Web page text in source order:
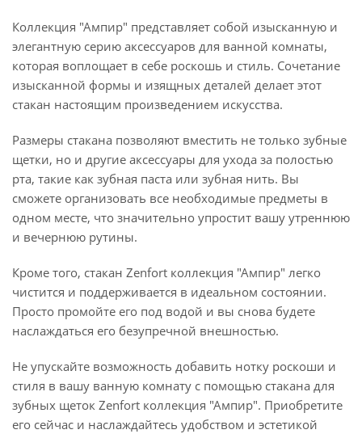
Коллекция "Ампир" представляет собой изысканную и
элегантную серию аксессуаров для ванной комнаты,
которая воплощает в себе роскошь и стиль. Сочетание
изысканной формы и изящных деталей делает этот
стакан настоящим произведением искусства.
Размеры стакана позволяют вместить не только зубные
щетки, но и другие аксессуары для ухода за полостью
рта, такие как зубная паста или зубная нить. Вы
сможете организовать все необходимые предметы в
одном месте, что значительно упростит вашу утреннюю
и вечернюю рутины.
Кроме того, стакан Zenfort коллекция "Ампир" легко
чистится и поддерживается в идеальном состоянии.
Просто промойте его под водой и вы снова будете
наслаждаться его безупречной внешностью.
Не упускайте возможность добавить нотку роскоши и
стиля в вашу ванную комнату с помощью стакана для
зубных щеток Zenfort коллекция "Ампир". Приобретите
его сейчас и наслаждайтесь удобством и эстетикой